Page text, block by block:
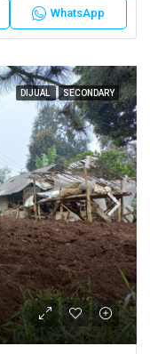
WhatsApp
DIJUAL SECONDARY